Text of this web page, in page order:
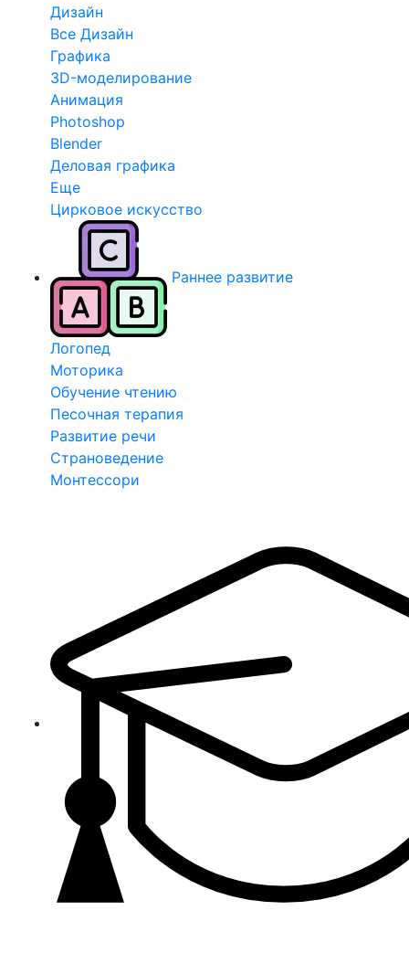
Дизайн
Все Дизайн
Графика
3D-моделирование
Анимация
Photoshop
Blender
Деловая графика
Еще
Цирковое искусство
Раннее развитие
Логопед
Моторика
Обучение чтению
Песочная терапия
Развитие речи
Страноведение
Монтессори